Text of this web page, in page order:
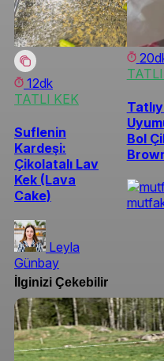
12dk
TATLI KEK
Suflenin
Kardeşi:
Çikolatalı Lav
Kek (Lava
Cake)
Leyla
Günbay
Bol